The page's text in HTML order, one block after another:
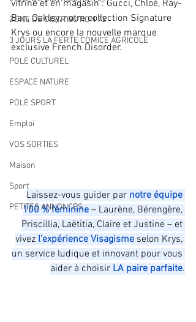
ZONE DE DISTRIBUTION 72
3 JOURS LA FERTE COMICE AGRICOLE
POLE CULTUREL
ESPACE NATURE
POLE SPORT
Emploi
VOS SORTIES
Maison
Sport
PETITES ANNONCES
vitrine et en magasin : Gucci, Chloé, Ray-
Ban, Oakley, notre collection Signature
Krys ou encore la nouvelle marque
exclusive French Disorder.
Laissez-vous guider par notre équipe
100 % féminine – Laurène, Bérengère,
Priscillia, Laëtitia, Claire et Justine – et
vivez l’expérience Visagisme selon Krys,
un service ludique et innovant pour vous
aider à choisir LA paire parfaite.